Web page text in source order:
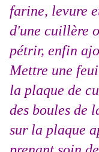
farine, levure
d'une cuillère
pétrir, enfin
Mettre une
la plaque de
des boules de
sur la plaque